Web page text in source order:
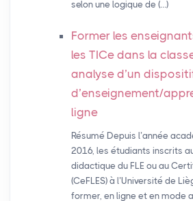
selon une logique de (…)
Former les
les TICe dans la
analyse d’un
d’enseignement/
ligne
Résumé Depuis l’année
2016, les étudiants inscrits
didactique du FLE ou au
(CeFLES) à l’Université de
former, en ligne et en mode